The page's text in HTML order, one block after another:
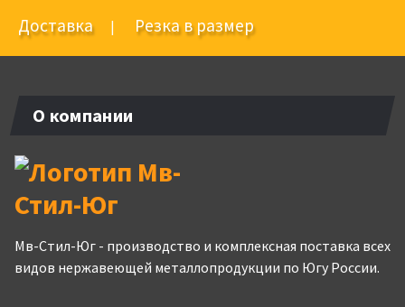
Доставка| Резка в размер
О компании
Мв-Стил-Юг - производство и комплексная поставка всех
видов нержавеющей металлопродукции по Югу России.